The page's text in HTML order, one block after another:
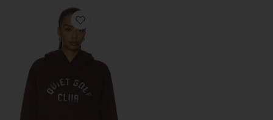
Favorite ХУДИ QGC